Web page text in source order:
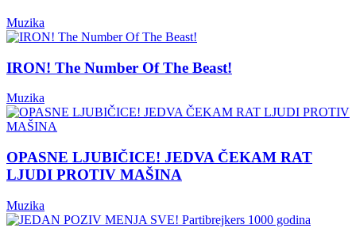
Muzika
IRON! The Number Of The Beast!
Muzika
OPASNE LJUBIČICE! JEDVA ČEKAM RAT
LJUDI PROTIV MAŠINA
Muzika